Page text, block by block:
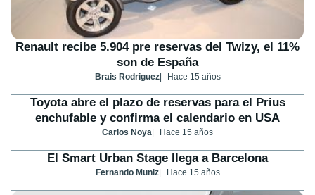
Renault recibe 5.904 pre reservas del Twizy, el 11%
son de España
Brais Rodriguez Hace 15 años
Toyota abre el plazo de reservas para el Prius
enchufable y confirma el calendario en USA
Carlos Noya Hace 15 años
El Smart Urban Stage llega a Barcelona
Fernando Muniz Hace 15 años